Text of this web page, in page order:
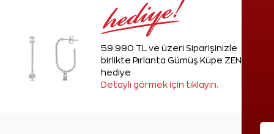
59.990 TL ve üzeri Siparişinizle
birlikte Pırlanta Gümüş Küpe ZEN'den
hediye
Detaylı görmek için tıklayın.